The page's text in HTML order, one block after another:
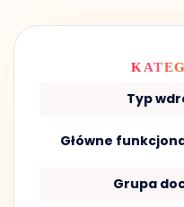
Typ
Główne
Grupa